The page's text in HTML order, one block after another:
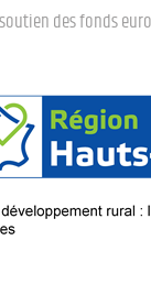
des fonds